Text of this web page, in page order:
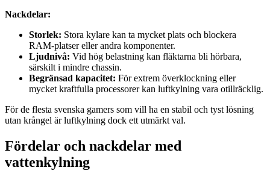
Nackdelar:
Storlek: Stora kylare kan ta mycket plats och blockera
RAM‑platser eller andra komponenter.
Ljudnivå: Vid hög belastning kan fläktarna bli hörbara,
särskilt i mindre chassin.
Begränsad kapacitet: För extrem överklockning eller
mycket kraftfulla processorer kan luftkylning vara otillräcklig.
För de flesta svenska gamers som vill ha en stabil och tyst lösning
utan krångel är luftkylning dock ett utmärkt val.
Fördelar och nackdelar med
vattenkylning